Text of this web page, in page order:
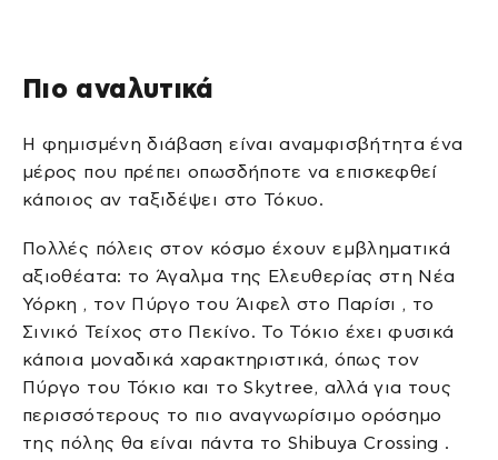
Πιο αναλυτικά
Η φημισμένη διάβαση είναι αναμφισβήτητα ένα
μέρος που πρέπει οπωσδήποτε να επισκεφθεί
κάποιος αν ταξιδέψει στο Τόκυο.
Πολλές πόλεις στον κόσμο έχουν εμβληματικά
αξιοθέατα: το Άγαλμα της Ελευθερίας στη Νέα
Υόρκη , τον Πύργο του Άιφελ στο Παρίσι , το
Σινικό Τείχος στο Πεκίνο. Το Τόκιο έχει φυσικά
κάποια μοναδικά χαρακτηριστικά, όπως τον
Πύργο του Τόκιο και το Skytree, αλλά για τους
περισσότερους το πιο αναγνωρίσιμο ορόσημο
της πόλης θα είναι πάντα το Shibuya Crossing .